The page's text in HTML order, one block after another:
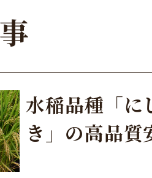
水稲品種「に
き」の高品質